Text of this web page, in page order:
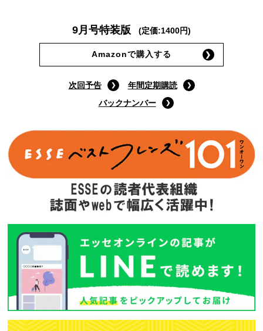
Amazonで購入する
次回予告
年間定期購読
バックナンバー